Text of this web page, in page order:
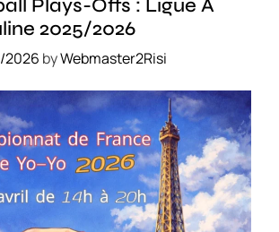
Plays-Offs : Ligue A
2025/2026
2026 byWebmaster2Risi